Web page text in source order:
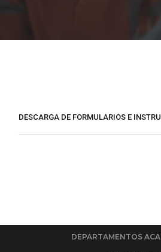
DESCARGA DE FORMULARIOS E
DEPARTAMENTOS